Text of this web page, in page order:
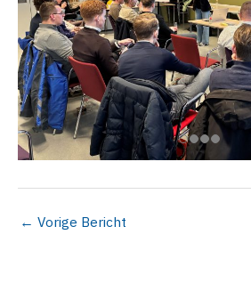
← Vorige Bericht